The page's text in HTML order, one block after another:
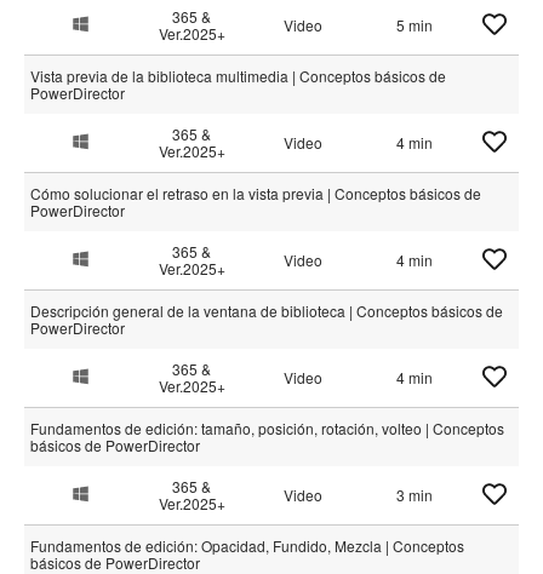
365 &
Ver.2025+
Video 5 min
Vista previa de la biblioteca multimedia | Conceptos básicos de
PowerDirector
365 &
Ver.2025+
Video 4 min
Cómo solucionar el retraso en la vista previa | Conceptos básicos de
PowerDirector
365 &
Ver.2025+
Video 4 min
Descripción general de la ventana de biblioteca | Conceptos básicos de
PowerDirector
365 &
Ver.2025+
Video 4 min
Fundamentos de edición: tamaño, posición, rotación, volteo | Conceptos
básicos de PowerDirector
365 &
Ver.2025+
Video 3 min
Fundamentos de edición: Opacidad, Fundido, Mezcla | Conceptos
básicos de PowerDirector